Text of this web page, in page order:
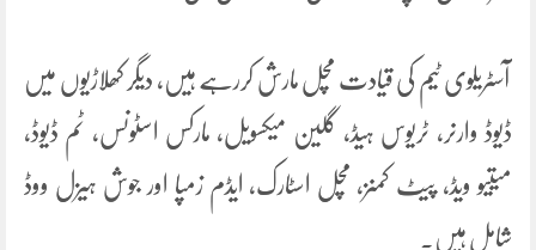
آسٹریلوی ٹیم کی قیادت مچل مارش کررہے ہیں، دیگر کھلاڑیوں میں
ڈیوڈ وارنر، ٹریوس ہیڈ، گلین میکسویل، مارکس اسٹونس، ٹم ڈیوڈ،
میتیو ویڈ، پیٹ کمنز، مچل اسٹارک، ایڈم زمپا اور جوش ہیزل ووڈ
شامل ہیں۔